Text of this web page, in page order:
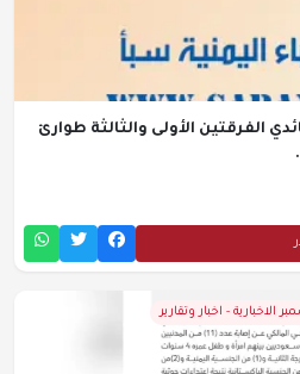
الفرقتين الأولى والثالثة طوارئ